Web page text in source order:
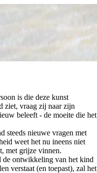
is die deze kunst
ziet, vraag zij naar zijn
beleeft - de moeite die het
steeds nieuwe vragen met
weet het nu ineens niet
met grijze vinnen.
de ontwikkeling van het kind
verstaat (en toepast), zal het